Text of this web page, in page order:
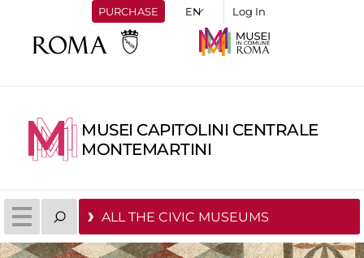
PURCHASE Log In
MUSEI CAPITOLINI CENTRALE
MONTEMARTINI
ALL THE CIVIC MUSEUMS